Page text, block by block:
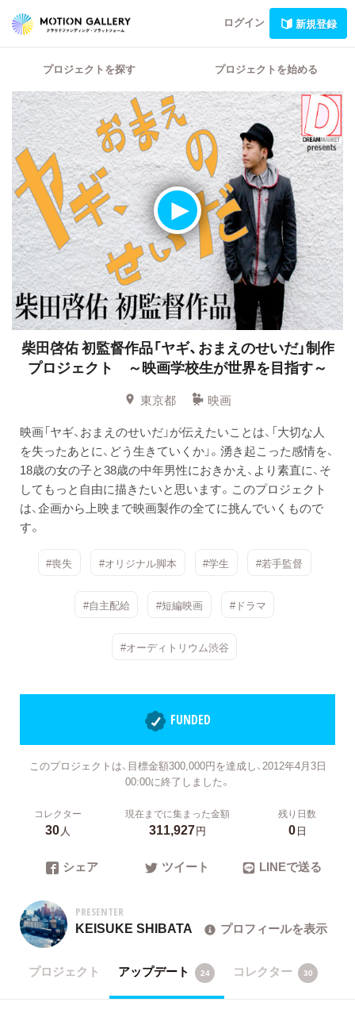
ログイン 新規登録
プロジェクトを探す プロジェクトを始める
柴田啓佑 初監督作品「ヤギ、おまえのせいだ」制作
プロジェクト ～映画学校生が世界を目指す～
東京都
映画
映画「ヤギ、おまえのせいだ」が伝えたいことは、「大切な人
を失ったあとに、どう生きていくか」。湧き起こった感情を、
18歳の女の子と38歳の中年男性におきかえ、より素直に、そ
してもっと自由に描きたいと思います。このプロジェクト
は、企画から上映まで映画製作の全てに挑んでいくもので
す。
#喪失 #オリジナル脚本 #学生 #若手監督
#自主配給 #短編映画 #ドラマ
#オーディトリウム渋谷
FUNDED
このプロジェクトは、目標金額300,000円を達成し、2012年4月3日
00:00に終了しました。
コレクター
30人
現在までに集まった金額
311,927円
残り日数
0日
シェア ツイート LINEで送る
PRESENTER
KEISUKE SHIBATA プロフィールを表示
プロジェクト アップデート 24 コレクター 30